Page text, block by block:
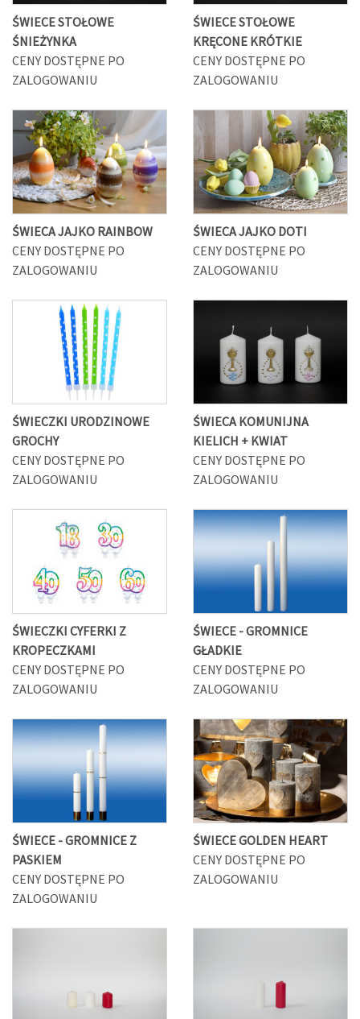
ŚWIECE STOŁOWE
ŚNIEŻYNKA
CENY DOSTĘPNE PO
ZALOGOWANIU
ŚWIECE STOŁOWE
KRĘCONE KRÓTKIE
CENY DOSTĘPNE PO
ZALOGOWANIU
ŚWIECA JAJKO RAINBOW
CENY DOSTĘPNE PO
ZALOGOWANIU
ŚWIECA JAJKO DOTI
CENY DOSTĘPNE PO
ZALOGOWANIU
ŚWIECZKI URODZINOWE
GROCHY
CENY DOSTĘPNE PO
ZALOGOWANIU
ŚWIECA KOMUNIJNA
KIELICH + KWIAT
CENY DOSTĘPNE PO
ZALOGOWANIU
ŚWIECZKI CYFERKI Z
KROPECZKAMI
CENY DOSTĘPNE PO
ZALOGOWANIU
ŚWIECE - GROMNICE
GŁADKIE
CENY DOSTĘPNE PO
ZALOGOWANIU
ŚWIECE - GROMNICE Z
PASKIEM
CENY DOSTĘPNE PO
ZALOGOWANIU
ŚWIECE GOLDEN HEART
CENY DOSTĘPNE PO
ZALOGOWANIU